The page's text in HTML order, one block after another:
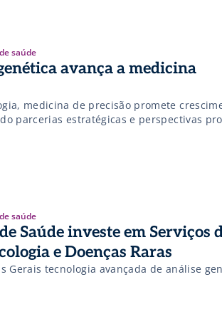
saúde
avança a medicina
medicina de precisão promete
parcerias estratégicas e perspectivas
saúde
Saúde investe em Serviços
e Doenças Raras
Gerais tecnologia avançada de análise